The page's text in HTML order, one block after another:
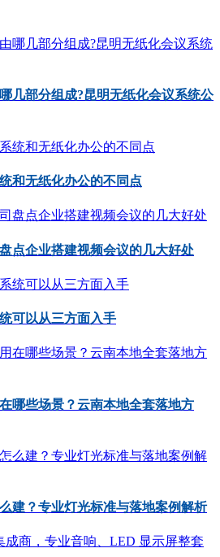
几部分组成?昆明无纸化会议系统公
和无纸化办公的不同点
点企业搭建视频会议的几大好处
可以从三方面入手
哪些场景？云南本地全套落地方
建？专业灯光标准与落地案例解析